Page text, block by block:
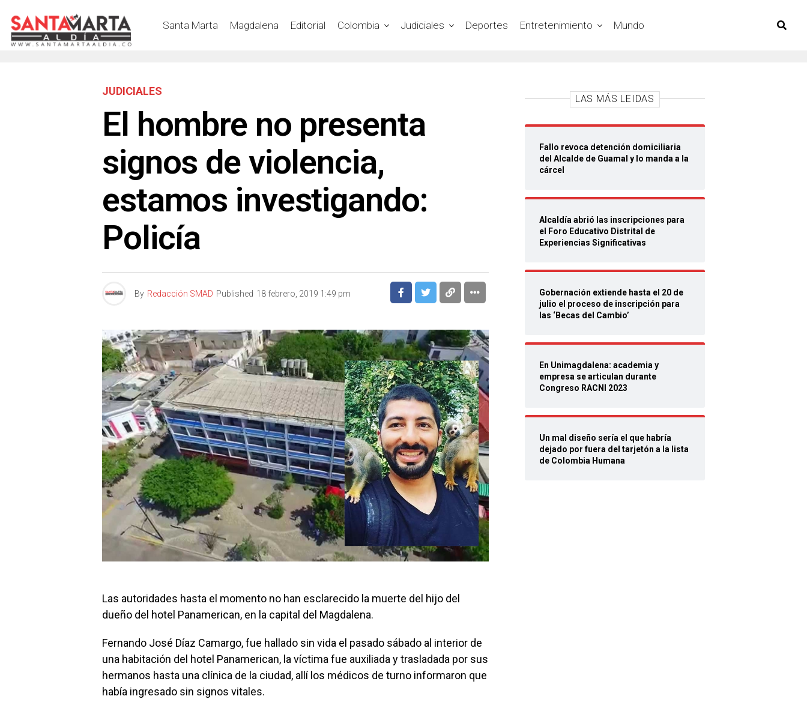
Santa Marta Magdalena Editorial Colombia Judiciales Deportes Entretenimiento Mundo
JUDICIALES
El hombre no presenta
signos de violencia,
estamos investigando:
Policía
By Redacción SMAD Published 18 febrero, 2019 1:49 pm
Las autoridades hasta el momento no han esclarecido la muerte del hijo del
dueño del hotel Panamerican, en la capital del Magdalena.
Fernando José Díaz Camargo, fue hallado sin vida el pasado sábado al interior de
una habitación del hotel Panamerican, la víctima fue auxiliada y trasladada por sus
hermanos hasta una clínica de la ciudad, allí los médicos de turno informaron que
había ingresado sin signos vitales.
LAS MÁS LEIDAS
Fallo revoca detención domiciliaria
del Alcalde de Guamal y lo manda a la
cárcel
Alcaldía abrió las inscripciones para
el Foro Educativo Distrital de
Experiencias Significativas
Gobernación extiende hasta el 20 de
julio el proceso de inscripción para
las ‘Becas del Cambio’
En Unimagdalena: academia y
empresa se articulan durante
Congreso RACNI 2023
Un mal diseño sería el que habría
dejado por fuera del tarjetón a la lista
de Colombia Humana